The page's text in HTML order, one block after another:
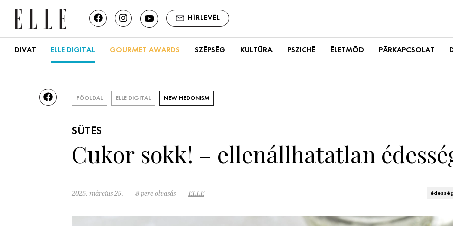
HÍRLEVÉL
DIVAT ELLE DIGITAL GOURMET AWARDS SZÉPSÉG KULTÚRA PSZICHÉ ÉLETMÓD PÁRKAPCSOLAT
FŐOLDAL ELLE DIGITAL NEW HEDONISM
SÜTÉS
Cukor sokk! – ellenállhatatlan
2025. március 25. 8 perc olvasás ELLE